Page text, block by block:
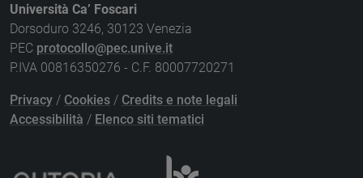
Università Ca’ Foscari
Dorsoduro 3246, 30123 Venezia
PEC protocollo@pec.unive.it
P.IVA 00816350276 - C.F. 80007720271
Privacy / Cookies / Credits e note legali
Accessibilità / Elenco siti tematici